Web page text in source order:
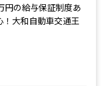
円の給与保証制度あ
！大和自動車交通王